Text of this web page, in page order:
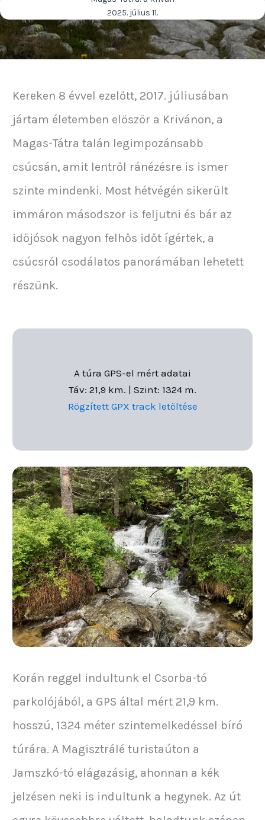
2025. július 11.
Kereken 8 évvel ezelőtt, 2017. júliusában
jártam életemben először a Krivánon, a
Magas-Tátra talán legimpozánsabb
csúcsán, amit lentről ránézésre is ismer
szinte mindenki. Most hétvégén sikerült
immáron másodszor is feljutni és bár az
időjósok nagyon felhős időt ígértek, a
csúcsról csodálatos panorámában lehetett
részünk.
A túra GPS-el mért adatai
Táv: 21,9 km. | Szint: 1324 m.
Rögzített GPX track letöltése
Korán reggel indultunk el Csorba-tó
parkolójából, a GPS által mért 21,9 km.
hosszú, 1324 méter szintemelkedéssel bíró
túrára. A Magisztrálé turistaúton a
Jamszkó-tó elágazásig, ahonnan a kék
jelzésen neki is indultunk a hegynek. Az út